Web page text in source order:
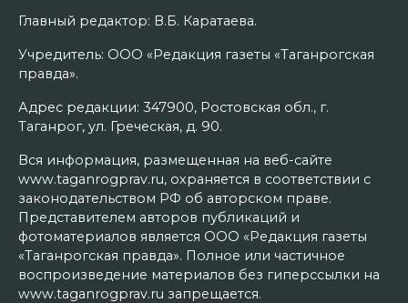
Главный редактор: В.Б. Каратаева.
Учредитель: ООО «Редакция газеты «Таганрогская
правда».
Адрес редакции: 347900, Ростовская обл., г.
Таганрог, ул. Греческая, д. 90.
Вся информация, размещенная на веб-сайте
www.taganrogprav.ru, охраняется в соответствии с
законодательством РФ об авторском праве.
Представителем авторов публикаций и
фотоматериалов является ООО «Редакция газеты
«Таганрогская правда». Полное или частичное
воспроизведение материалов без гиперссылки на
www.taganrogprav.ru запрещается.